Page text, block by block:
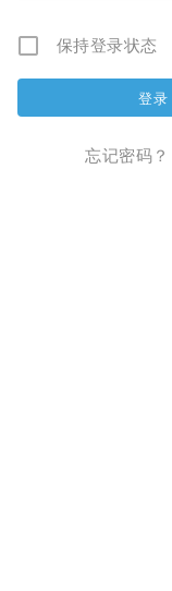
保持登录状态
忘记密码？